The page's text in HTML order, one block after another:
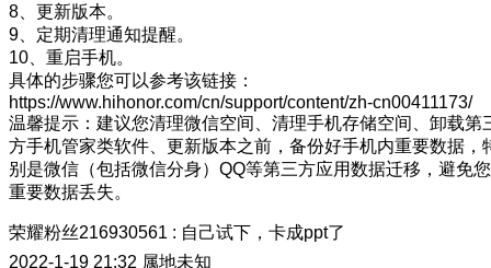
8、更新版本。
9、定期清理通知提醒。
10、重启手机。
具体的步骤您可以参考该链接：
https://www.hihonor.com/cn/support/content/zh-cn00411173/
温馨提示：建议您清理微信空间、清理手机存储空间、卸载第
方手机管家类软件、更新版本之前，备份好手机内重要数据，
别是微信（包括微信分身）QQ等第三方应用数据迁移，避免您
重要数据丢失。
荣耀粉丝216930561 : 自己试下，卡成ppt了
2022-1-19 21:32 属地未知